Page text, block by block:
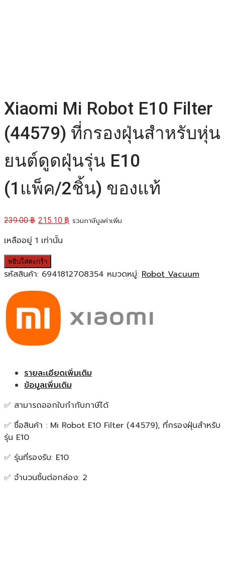
Xiaomi Mi Robot E10 Filter
(44579) ที่กรองฝุ่นสำหรับหุ่น
ยนต์ดูดฝุ่นรุ่น E10
(1แพ็ค/2ชิ้น) ของแท้
239.00฿ 215.10 ฿ รวมภาษีมูลค่าเพิ่ม
เหลืออยู่ 1 เท่านั้น
หยิบใส่ตะกร้า
รหัสสินค้า: 6941812708354 หมวดหมู่: Robot Vacuum
รายละเอียดเพิ่มเติม
ข้อมูลเพิ่มเติม
✅ สามารถออกใบกำกับภาษีได้
✅ ชื่อสินค้า : Mi Robot E10 Filter (44579), ที่กรองฝุ่นสำหรับ
รุ่น E10
✅ รุ่นที่รองรับ: E10
✅ จำนวนชิ้นต่อกล่อง: 2